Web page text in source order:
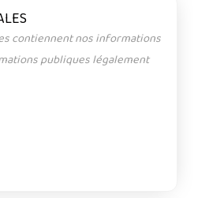
contiennent nos informations
publiques légalement